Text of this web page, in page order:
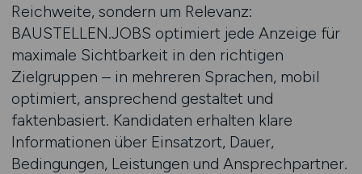
Reichweite, sondern um Relevanz:
BAUSTELLEN.JOBS optimiert jede Anzeige für
maximale Sichtbarkeit in den richtigen
Zielgruppen – in mehreren Sprachen, mobil
optimiert, ansprechend gestaltet und
faktenbasiert. Kandidaten erhalten klare
Informationen über Einsatzort, Dauer,
Bedingungen, Leistungen und Ansprechpartner.